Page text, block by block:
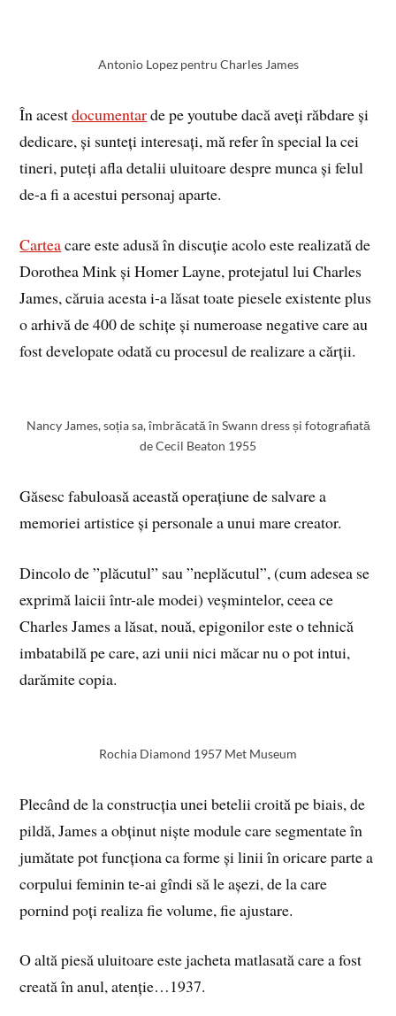
Antonio Lopez pentru Charles James
În acestdocumentarde pe youtube dacă aveți răbdare și
dedicare, și sunteți interesați, mă refer în special la cei
tineri, puteți afla detalii uluitoare despre munca și felul
de-a fi a acestui personaj aparte.
Carteacare este adusă în discuție acolo este realizată de
Dorothea Mink și Homer Layne, protejatul lui Charles
James, căruia acesta i-a lăsat toate piesele existente plus
o arhivă de 400 de schițe și numeroase negative care au
fost developate odată cu procesul de realizare a cărții.
Nancy James, soția sa, îmbrăcată în Swann dress și fotografiată
de Cecil Beaton 1955
Găsesc fabuloasă această operațiune de salvare a
memoriei artistice și personale a unui mare creator.
Dincolo de ”plăcutul” sau ”neplăcutul”, (cum adesea se
exprimă laicii într-ale modei) veșmintelor, ceea ce
Charles James a lăsat, nouă, epigonilor este o tehnică
imbatabilă pe care, azi unii nici măcar nu o pot intui,
darămite copia.
Rochia Diamond 1957 Met Museum
Plecând de la construcția unei betelii croită pe biais, de
pildă, James a obținut niște module care segmentate în
jumătate pot funcționa ca forme și linii în oricare parte a
corpului feminin te-ai gîndi să le așezi, de la care
pornind poți realiza fie volume, fie ajustare.
O altă piesă uluitoare este jacheta matlasată care a fost
creată în anul, atenție…1937.